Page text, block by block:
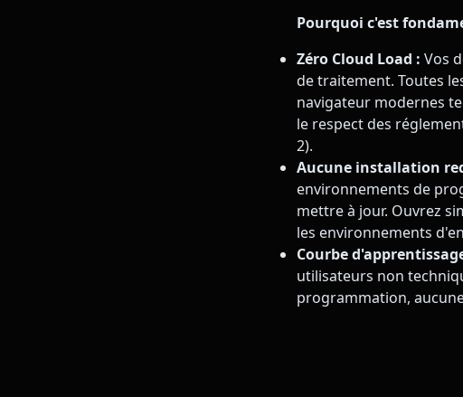
Pourquoi c'est
Zéro Cloud Load : Vos
de traitement. Toutes
navigateur modernes
le respect des
2).
Aucune installation
environnements de
mettre à jour. Ouvrez
les environnements
Courbe
utilisateurs non
programmation,